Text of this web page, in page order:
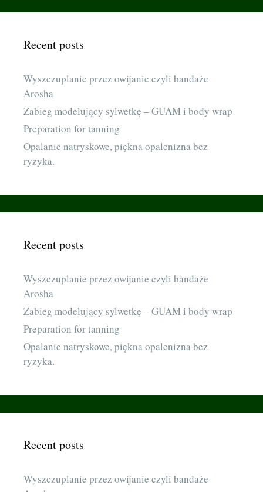
Recent posts
Wyszczuplanie przez owijanie czyli bandaże
Arosha
Zabieg modelujący sylwetkę – GUAM i body wrap
Preparation for tanning
Opalanie natryskowe, piękna opalenizna bez
ryzyka.
Recent posts
Wyszczuplanie przez owijanie czyli bandaże
Arosha
Zabieg modelujący sylwetkę – GUAM i body wrap
Preparation for tanning
Opalanie natryskowe, piękna opalenizna bez
ryzyka.
Recent posts
Wyszczuplanie przez owijanie czyli bandaże